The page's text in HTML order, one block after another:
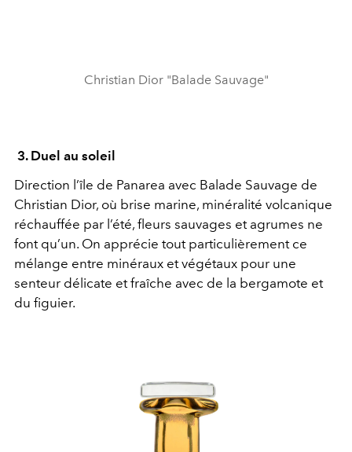
Christian Dior "Balade Sauvage"
3. Duel au soleil
Direction l’île de Panarea avec Balade Sauvage de
Christian Dior, où brise marine, minéralité volcanique
réchauffée par l’été, fleurs sauvages et agrumes ne
font qu’un. On apprécie tout particulièrement ce
mélange entre minéraux et végétaux pour une
senteur délicate et fraîche avec de la bergamote et
du figuier.